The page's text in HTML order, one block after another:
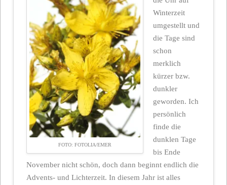
FOTO: FOTOLIA/EMER
Winterzeit
umgestellt und
die Tage sind
schon
merklich
kürzer bzw.
dunkler
geworden. Ich
persönlich
finde die
dunklen Tage
bis Ende
November nicht schön, doch dann beginnt endlich die
Advents- und Lichterzeit. In diesem Jahr ist alles